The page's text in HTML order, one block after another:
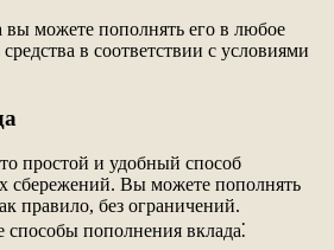
вы можете пополнять его в любое
в соответствии с условиями
простой и удобный способ
сбережений. Вы можете пополнять
правило, без ограничений.
пополнения вклада⁚